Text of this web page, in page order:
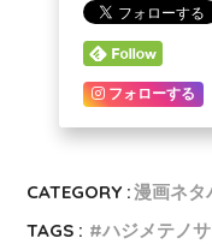
フォローする
CATEGORY :漫画ネタ
TAGS :
ハジメテノ